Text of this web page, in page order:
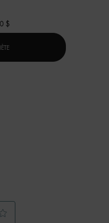
HOMMES
$
THE BIOTHERM DROP™ - AQUA